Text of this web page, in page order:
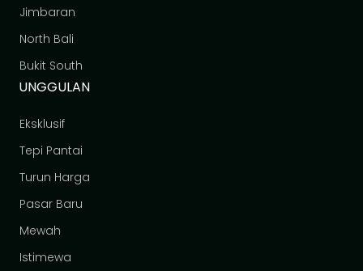
Jimbaran
North Bali
Bukit South
UNGGULAN
Eksklusif
Tepi Pantai
Turun Harga
Pasar Baru
Mewah
Istimewa